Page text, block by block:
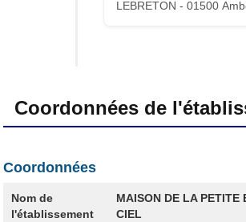
LEBRETON - 01500
Coordonnées de
Coordonnées
Nom de
l'établissement
MAISON DE LA PETITE
CIEL